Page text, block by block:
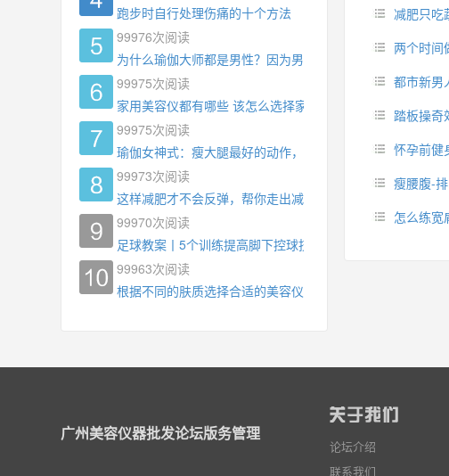
减肥只吃
两个时间
都市新男
踏板操奇
怀孕前健
瘦腰腹-
怎么练宽
跑步时自行处理伤痛的十个方法
99976次阅读
为什么瑜伽大师都是男性？因为男权，让女性失去同等的机
99975次阅读
家用美容仪都有哪些 该怎么选择家用美容仪
99975次阅读
瑜伽女神式：瘦大腿最好的动作，没有之一，为什么你练了
99973次阅读
这样减肥才不会反弹，帮你走出减肥瓶颈
99970次阅读
足球教案丨5个训练提高脚下控球技术
99963次阅读
根据不同的肤质选择合适的美容仪器
广州美容仪器批发论坛版务管理
论坛介绍
联系我们